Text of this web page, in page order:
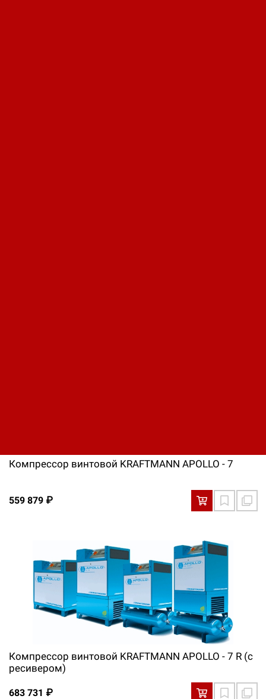
Компрессор винтовой KRAFTMANN APOLLO - 7
559 879 ₽
Компрессор винтовой KRAFTMANN APOLLO - 7 R (с
ресивером)
683 731 ₽